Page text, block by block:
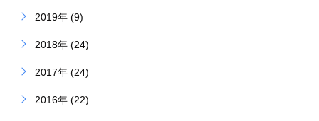
2019年 (9)
2018年 (24)
2017年 (24)
2016年 (22)